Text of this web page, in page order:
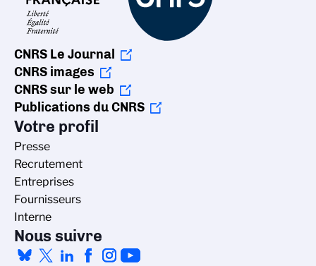
CNRS Le Journal
CNRS images
CNRS sur le web
Publications du CNRS
Votre profil
Presse
Recrutement
Entreprises
Fournisseurs
Interne
Nous suivre